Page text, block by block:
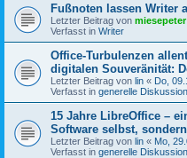
Fußnoten lassen Writer
Letzter Beitrag von miesepeter
Verfasst in Writer
Office-Turbulenzen
digitalen Souveränität:
Letzter Beitrag von lin « Do,
Verfasst in generelle Diskussion
15 Jahre LibreOffice –
Software selbst,
Letzter Beitrag von lin « Mo,
Verfasst in generelle Diskussion